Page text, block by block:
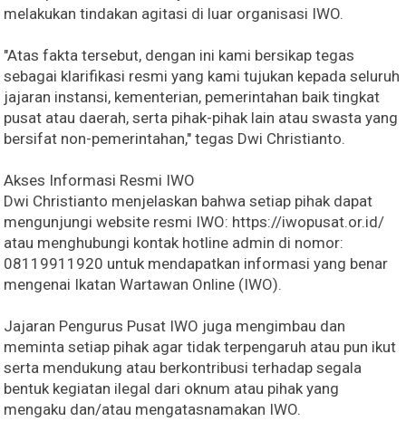
melakukan tindakan agitasi di luar organisasi IWO.
"Atas fakta tersebut, dengan ini kami bersikap tegas
sebagai klarifikasi resmi yang kami tujukan kepada seluruh
jajaran instansi, kementerian, pemerintahan baik tingkat
pusat atau daerah, serta pihak-pihak lain atau swasta yang
bersifat non-pemerintahan," tegas Dwi Christianto.
Akses Informasi Resmi IWO
Dwi Christianto menjelaskan bahwa setiap pihak dapat
mengunjungi website resmi IWO: https://iwopusat.or.id/
atau menghubungi kontak hotline admin di nomor:
08119911920 untuk mendapatkan informasi yang benar
mengenai Ikatan Wartawan Online (IWO).
Jajaran Pengurus Pusat IWO juga mengimbau dan
meminta setiap pihak agar tidak terpengaruh atau pun ikut
serta mendukung atau berkontribusi terhadap segala
bentuk kegiatan ilegal dari oknum atau pihak yang
mengaku dan/atau mengatasnamakan IWO.